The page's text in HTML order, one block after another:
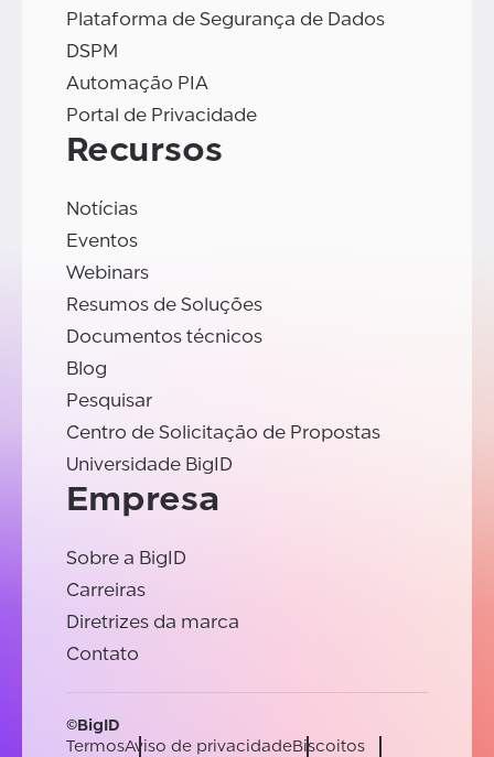
Plataforma de Segurança de Dados
DSPM
Automação PIA
Portal de Privacidade
Recursos
Notícias
Eventos
Webinars
Resumos de Soluções
Documentos técnicos
Blog
Pesquisar
Centro de Solicitação de Propostas
Universidade BigID
Empresa
Sobre a BigID
Carreiras
Diretrizes da marca
Contato
©BigID
TermosAviso de privacidadeBiscoitos